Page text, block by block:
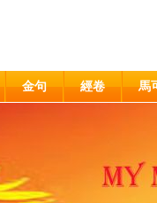
金句 經卷 馬